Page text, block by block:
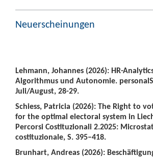
Neuerscheinungen
Lehmann, Johannes (2026): HR-
Algorithmus und Autonomie.
Juli/August, 28-29.
Schiess, Patricia (2026): The Right to
for the optimal electoral system in
Percorsi Costituzionali 2.2025:
costituzionale, S. 395–418.
Brunhart, Andreas (2026):